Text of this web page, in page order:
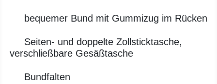
bequemer Bund mit Gummizug im Rücken
Seiten- und doppelte Zollsticktasche,
verschließbare Gesäßtasche
Bundfalten